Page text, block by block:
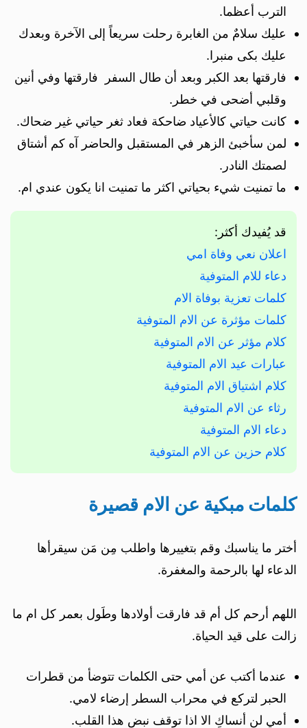
الترب أعظما.
عليك سلامٌ من الغابرة رحلت سريعاً إلى الآخرة وبعدك
عليك بكى منبرا.
فارقتها بعد الكبر وبعد أن طال السفر فارقتها وفي أنين
وقلبي أضحى في خطر.
كانت حياتي كالأعياد ضاحكة فعاد ثغر حياتي غير ضحاك.
لمن سأخبئ الزهر في المستقبل والحاضر آه كم أشتاق
لصمتك النادر.
ما تمنيت شيء بحياتي اكثر ما تمنيت انا يكون عندي ام.
قد يُفيدك أكثر:
اعلان نعي وفاة امي
دعاء للام المتوفية
كلمات تعزية بوفاة الام
كلمات مؤثرة عن الام المتوفية
كلام مؤثر عن الام المتوفية
عبارات عيد الام المتوفية
كلام اشتياق الام المتوفية
رثاء عن الام المتوفية
دعاء الام المتوفية
كلام حزين عن الام المتوفية
كلمات مبكية عن الام قصيرة
أختر ما يناسبك وقم بتغييرها واطلب مِن مَن سيقرأها
الدعاء لها بالرحمة والمغفرة.
اللهم أرحم كل أم قد فارقت أولادها وطَول بعمر كل ام ما
زالت على قيد الحياة.
عندما أكتب عن أمي حتى الكلمات تتوضأ من قطرات
الحبر لتركع في محراب السطر إرضاء لامي.
أمي لن أنساكِ الا اذا توقف نبض هذا القلب.